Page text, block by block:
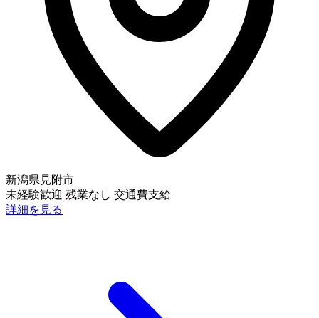
新潟県見附市
未経験歓迎 残業なし 交通費支給
詳細を見る